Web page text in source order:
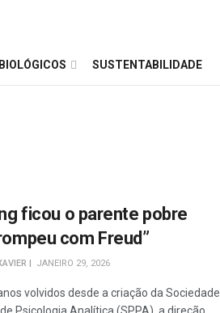
BIOLÓGICOS SUSTENTABILIDADE
ficou o parente pobre
com Freud”
JANEIRO 29, 2026
volvidos desde a criação da Sociedade